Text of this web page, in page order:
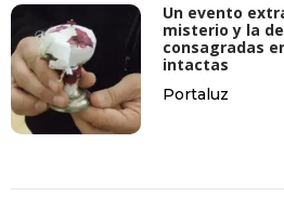
Un evento
misterio y la
consagradas
intactas
Portaluz